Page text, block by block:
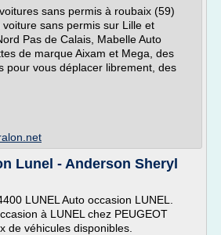
sans permis à roubaix (59)
sans permis sur Lille et
Pas de Calais, Mabelle Auto
de marque Aixam et Mega, des
pour vous déplacer librement, des
Lunel - Anderson Sheryl
LUNEL Auto occasion LUNEL.
à LUNEL chez PEUGEOT
de véhicules disponibles.